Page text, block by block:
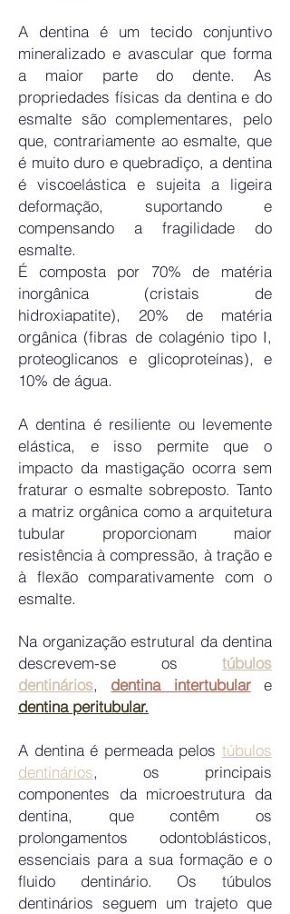
A dentina é um tecido conjuntivo
mineralizado e avascular que forma
a maior parte do dente. As
propriedades físicas da dentina e do
esmalte são complementares, pelo
que, contrariamente ao esmalte, que
é muito duro e quebradiço, a dentina
é viscoelástica e sujeita a ligeira
deformação, suportando e
compensando a fragilidade do
esmalte.
É composta por 70% de matéria
inorgânica (cristais de
hidroxiapatite), 20% de matéria
orgânica (fibras de colagénio tipo I,
proteoglicanos e glicoproteínas), e
10% de água.
A dentina é resiliente ou levemente
elástica, e isso permite que o
impacto da mastigação ocorra sem
fraturar o esmalte sobreposto. Tanto
a matriz orgânica como a arquitetura
tubular proporcionam maior
resistência à compressão, à tração e
à flexão comparativamente com o
esmalte.
Na organização estrutural da dentina
descrevem-se os túbulos
dentinários, dentina intertubulare
dentina peritubular.
A dentina é permeada pelos túbulos
dentinários, os principais
componentes da microestrutura da
dentina, que contêm os
prolongamentos odontoblásticos,
essenciais para a sua formação e o
fluido dentinário. Os túbulos
dentinários seguem um trajeto que